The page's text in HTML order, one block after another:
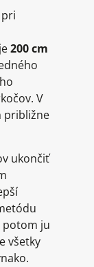
200 cm
V
približne
ukončiť
potom ju
všetky